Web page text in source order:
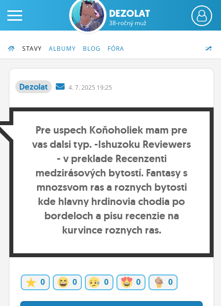
ČINŽIAK
FÓRUM
STATUSY
BLOGY
OBRÁZKY
ĽUDIA
MÔJ PROFIL
NASTAVENIA
ROLETA
DEZOLAT
38-ročný muž
STAVY ALBUMY BLOG FÓRA
Dezolat 4. 7. 2025 19:25
Pre uspech Koňoholiek mam pre
vas dalsi typ. -Ishuzoku Reviewers
- v preklade Recenzenti
medzirásových bytostí. Fantasy s
mnozsvom ras a roznych bytosti
kde hlavny hrdinovia chodia po
bordeloch a pisu recenzie na
kurvince roznych ras.
0 0 0 0 0